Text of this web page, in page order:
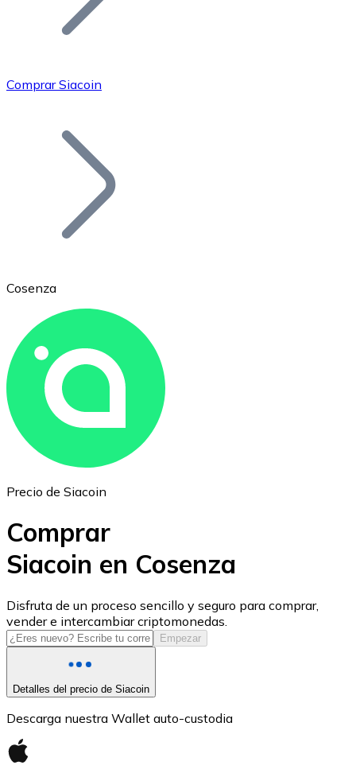
Bitcoin
Ethereum
ETH
USD Coin
USDC
Comprar Siacoin
Cosenza
Precio de Siacoin
Comprar
Siacoin en Cosenza
Disfruta de un proceso sencillo y seguro para comprar,
vender e intercambiar criptomonedas.
Empezar
Detalles del precio de Siacoin
Descarga nuestra Wallet auto-custodia